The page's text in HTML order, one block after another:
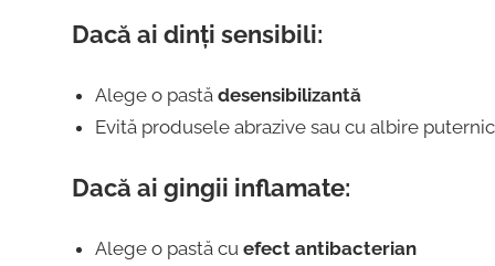
Dacă ai dinți sensibili:
Alege o pastă desensibilizantă
Evită produsele abrazive sau cu albire
Dacă ai gingii inflamate:
Alege o pastă cu efect antibacterian